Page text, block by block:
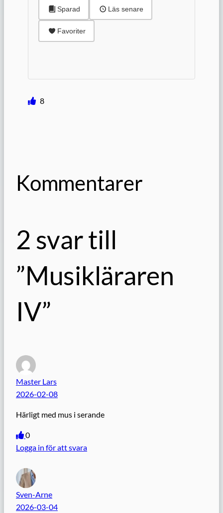
Sparad Läs senare
Favoriter
8
Kommentarer
2 svar till
”Musikläraren
IV”
Master Lars
2026-02-08
Härligt med mus i serande
0
Logga in för att svara
Sven-Arne
2026-03-04